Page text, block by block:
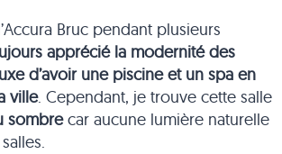
Bruc pendant plusieurs
apprécié la modernité des
d’avoir une piscine et un spa en
ville. Cependant, je trouve cette salle
sombrecar aucune lumière naturelle